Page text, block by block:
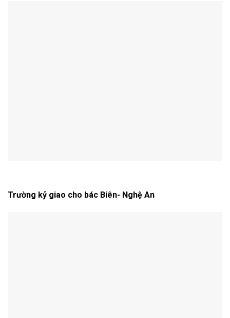
Trường kỷ giao cho bác Biên- Nghệ An